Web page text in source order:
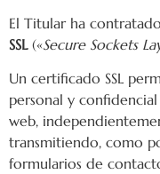
El Titular ha
SSL(«Secure Sockets
Un certificado SSL
personal y
web,
transmitiendo, como
formularios de